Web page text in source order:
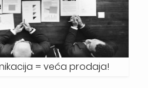
= veća prodaja!